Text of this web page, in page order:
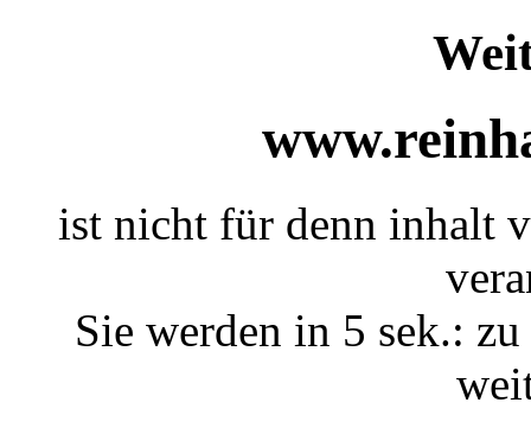
ist nicht für denn inhalt
Sie werden in 5 sek.: